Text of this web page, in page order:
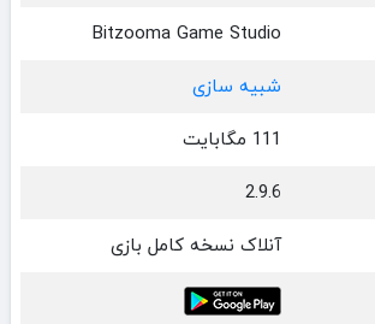
Bitzooma Game Studio
شبیه سازی
111 مگابایت
2.9.6
آنلاک نسخه کامل بازی